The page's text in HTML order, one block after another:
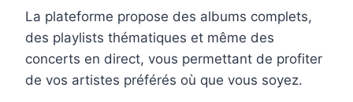
La plateforme propose des albums complets,
des playlists thématiques et même des
concerts en direct, vous permettant de profiter
de vos artistes préférés où que vous soyez.